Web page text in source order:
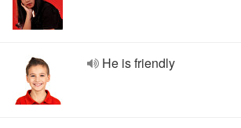
He is friendly